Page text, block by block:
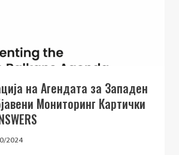
на Агендата за Западен
Мониторинг Картички
2024